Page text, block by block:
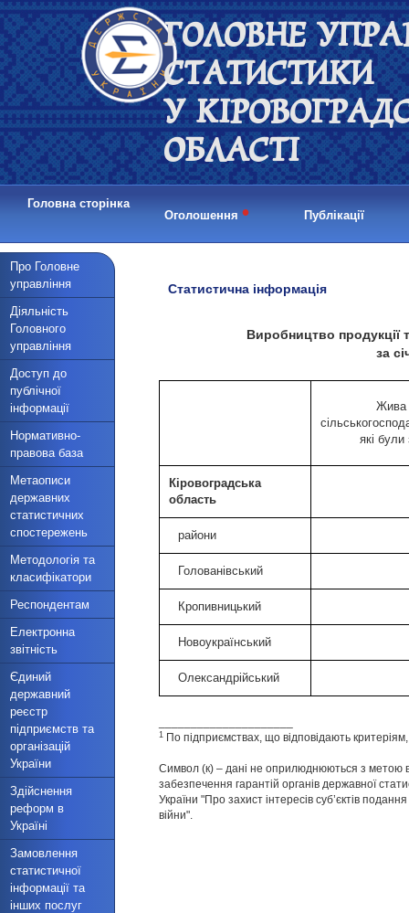
ГОЛОВНЕ
СТАТИСТИКИ
У
ОБЛАСТІ
Головна сторінка
Оголошення • Публікації
Про Головне
управління
Діяльність
Головного
управління
Доступ до
публічної
інформації
Нормативно-
правова база
Метаописи
державних
статистичних
спостережень
Методологія та
класифікатори
Респондентам
Електронна
звітність
Єдиний
державний
реєстр
підприємств та
організацій
України
Здійснення
реформ в
Україні
Замовлення
статистичної
інформації та
інших послуг
Статистична інформація
Виробництво продукції
за
Жива
які були
Кіровоградська
область
райони
Голованівський
Кропивницький
Новоукраїнський
Олександрійський
1По підприємствах, що відповідають
Символ (к) – дані не оприлюднюються з метою
забезпечення гарантій органів державної
України "Про захист інтересів суб’єктів
війни".